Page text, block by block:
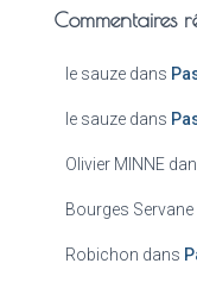
Commentaires
le sauze dans
le sauze dans
Olivier MINNE
Bourges Servane
Robichon dans